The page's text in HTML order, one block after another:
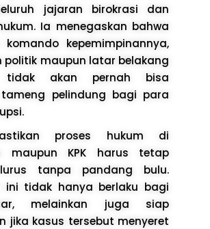
jajaran birokrasi dan
Ia menegaskan bahwa
kepemimpinannya,
politik maupun latar belakang
tidak akan pernah bisa
pelindung bagi para
proses hukum di
maupun KPK harus tetap
tanpa pandang bulu.
ini tidak hanya berlaku bagi
melainkan juga siap
jika kasus tersebut menyeret